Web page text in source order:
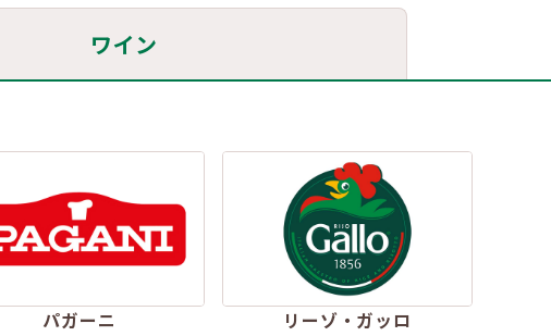
ワイン
パガーニ リーゾ・ガッロ